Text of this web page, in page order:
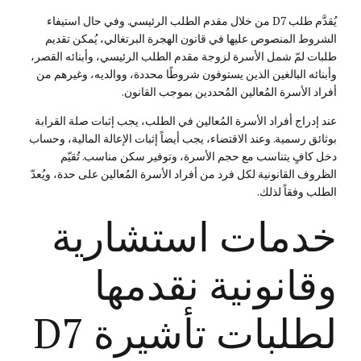
يُقدَّم طلب D7 من خلال مقدم الطلب الرئيسي. وفي حال استيفاء
الشروط المنصوص عليها في قانون الهجرة البرتغالي، يُمكن تقديم
طلبات لمّ شمل الأسرة لزوجة مقدم الطلب الرئيسي، وأبنائه القصر،
وأبنائه البالغين الذين يستوفون شروطًا محددة، ووالديه، وغيرهم من
أفراد الأسرة المُعالين المُحددين بموجب القانون.
عند إدراج أفراد الأسرة المُعالين في الطلب، يجب إثبات صلة القرابة
بوثائق رسمية. وعند الاقتضاء، يجب أيضاً إثبات الإعالة المالية، وحساب
دخل كافٍ يتناسب مع حجم الأسرة، وتوفير سكن مناسب. تُقيّم
الظروف القانونية لكل فرد من أفراد الأسرة المُعالين على حدة، ويُعدّ
الطلب وفقاً لذلك.
خدمات استشارية
وقانونية نقدمها
لطلبات تأشيرة D7